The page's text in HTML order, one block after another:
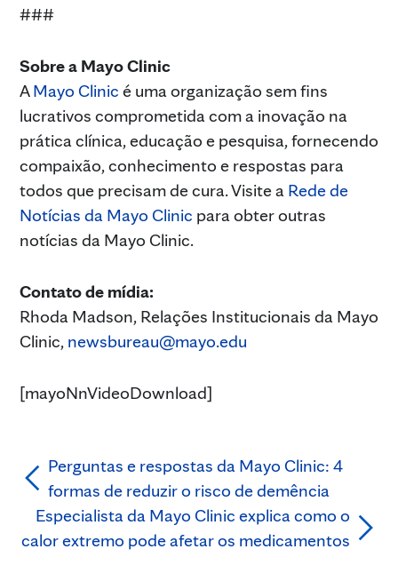
###
Sobre a Mayo Clinic
AMayo Clinic é uma organização sem fins
lucrativos comprometida com a inovação na
prática clínica, educação e pesquisa, fornecendo
compaixão, conhecimento e respostas para
todos que precisam de cura. Visite a Rede de
Notícias da Mayo Clinic para obter outras
notícias da Mayo Clinic.
Contato de mídia:
Rhoda Madson, Relações Institucionais da Mayo
Clinic, newsbureau@mayo.edu
[mayoNnVideoDownload]
Perguntas e respostas da Mayo Clinic: 4
formas de reduzir o risco de demência
Especialista da Mayo Clinic explica como o
calor extremo pode afetar os medicamentos